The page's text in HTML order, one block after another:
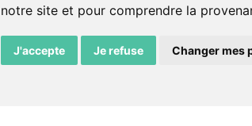
notre site et pour comprendre la
J'accepte Je refuse Changer mes